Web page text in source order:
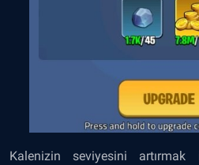
Kalenizin seviyesini artırmak